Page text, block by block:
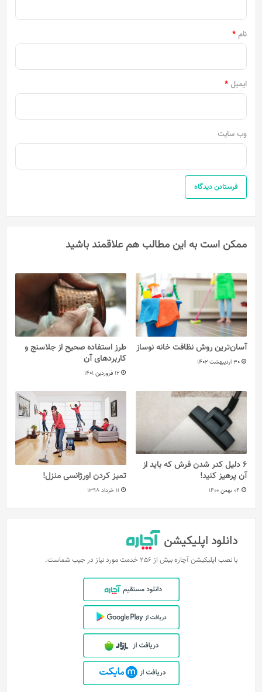
نام *
ایمیل *
وب‌ سایت
ممکن است به این مطالب هم علاقمند باشید
آسان‌ترین روش نظافت خانه نوساز
30 اردیبهشت 1402
طرز استفاده صحیح از جلاسنج و
کاربردهای آن
12 فروردین 1401
6 دلیل کدر شدن فرش که باید از
آن پرهیز کنید!
04 بهمن 1400
تمیز کردن اورژانسی منزل!
11 خرداد 1398
دانلود اپلیکیشن
با نصب اپلیکیشن آچاره بیش از 256 خدمت مورد نیاز در جیب شماست.